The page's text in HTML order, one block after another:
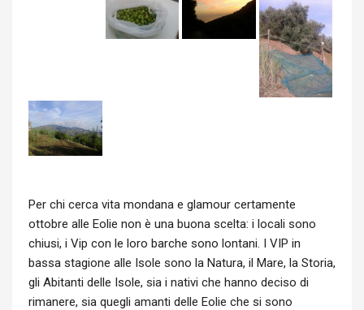
Per chi cerca vita mondana e glamour certamente
ottobre alle Eolie non è una buona scelta: i locali sono
chiusi, i Vip con le loro barche sono lontani. I VIP in
bassa stagione alle Isole sono la Natura, il Mare, la Storia,
gli Abitanti delle Isole, sia i nativi che hanno deciso di
rimanere, sia quegli amanti delle Eolie che si sono